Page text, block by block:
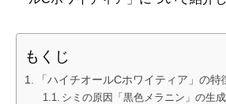
もくじ
「ハイチオールCホワイティア」の特
シミの原因「黒色メラニン」の生